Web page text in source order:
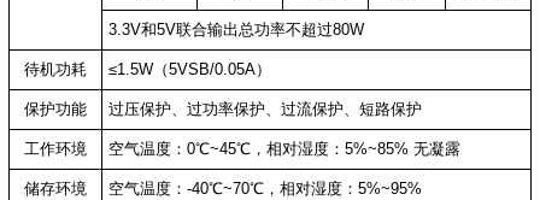
3.3V和5V联合输出总功率不超过80W
待机功耗 ≤1.5W（5VSB/0.05A）
保护功能 过压保护、过功率保护、过流保护、短路保护
工作环境 空气温度：0℃~45℃，相对湿度：5%~85% 无凝露
储存环境 空气温度：-40℃~70℃，相对湿度：5%~95%